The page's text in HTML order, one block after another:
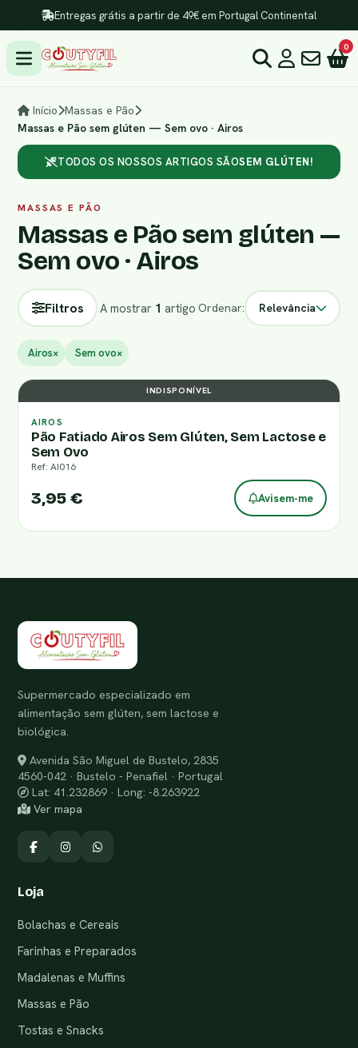
Entregas grátis a partir de 49€ em Portugal Continental
0
Início Massas e Pão
Massas e Pão sem glúten — Sem ovo · Airos
TODOS OS NOSSOS ARTIGOS SÃOSEM GLÚTEN!
MASSAS E PÃO
Massas e Pão sem glúten —
Sem ovo · Airos
Filtros A mostrar 1 artigo Ordenar: Relevância
Airos× Sem ovo×
INDISPONÍVEL
AIROS
Pão Fatiado Airos Sem Glúten, Sem Lactose e
Sem Ovo
Ref: AI016
3,95 € Avisem-me
Supermercado especializado em
alimentação sem glúten, sem lactose e
biológica.
Avenida São Miguel de Bustelo, 2835
4560-042 · Bustelo - Penafiel · Portugal
Lat: 41.232869 · Long: -8.263922
Ver mapa
Loja
Bolachas e Cereais
Farinhas e Preparados
Madalenas e Muffins
Massas e Pão
Tostas e Snacks